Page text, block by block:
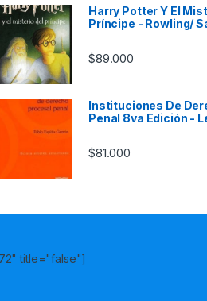
Harry Potter Y El
Príncipe - Rowling/
$89.000
Instituciones De
Penal 8va Edición -
$81.000
title="false"]